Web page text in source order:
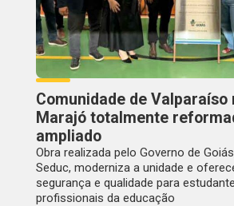
Comunidade de Valparaíso
Marajó totalmente
ampliado
Obra realizada pelo Governo de
Seduc, moderniza a unidade e
segurança e qualidade para
profissionais da educação